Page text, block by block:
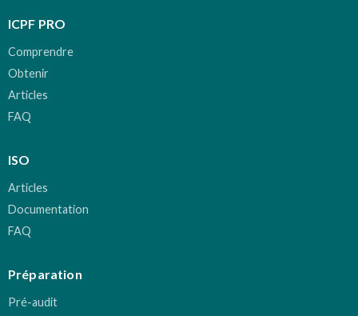
ICPF PRO
Comprendre
Obtenir
Articles
FAQ
ISO
Articles
Documentation
FAQ
Préparation
Pré-audit